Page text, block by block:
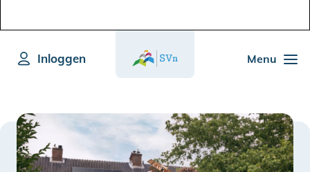
Menu
Inloggen